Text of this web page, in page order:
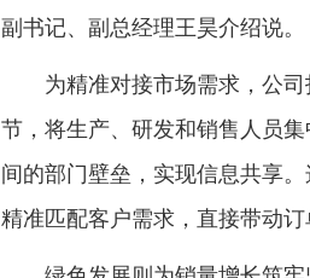
副书记、副总经理王昊介绍说。
为精准对接市场需求，公
节，将生产、研发和销售人员
间的部门壁垒，实现信息共享
精准匹配客户需求，直接带动订